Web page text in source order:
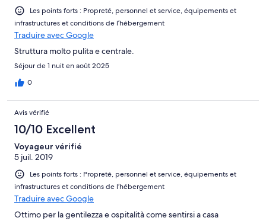
Les points forts : Propreté, personnel et service, équipements et
infrastructures et conditions de l’hébergement
Traduire avec Google
Struttura molto pulita e centrale.
Séjour de 1 nuit en août 2025
0
Avis vérifié
10/10 Excellent
Voyageur vérifié
5 juil. 2019
Les points forts : Propreté, personnel et service, équipements et
infrastructures et conditions de l’hébergement
Traduire avec Google
Ottimo per la gentilezza e ospitalità come sentirsi a casa